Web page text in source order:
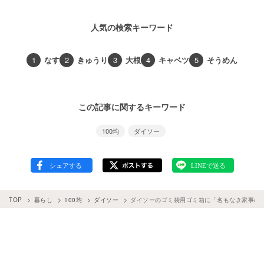
人気の検索キーワード
1 なす 2 きゅうり 3 大根 4 キャベツ 5 そうめん
この記事に関するキーワード
100均 ダイソー
TOP 暮らし 100均 ダイソー ダイソーのゴミ袋用ゴミ箱に「名もなき家事